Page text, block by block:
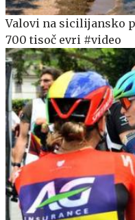
Valovi na sicilijansko
700 tisoč evri #video